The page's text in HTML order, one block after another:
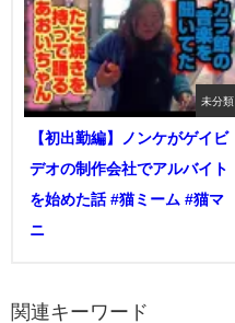
未分類
【初出勤編】ノンケがゲイビ
デオの制作会社でアルバイト
を始めた話 #猫ミーム #猫マ
ニ
関連キーワード